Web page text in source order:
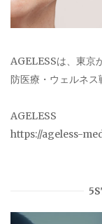
AGELESSは、東京
防医療・ウェルネス
AGELESS
https://ageless-